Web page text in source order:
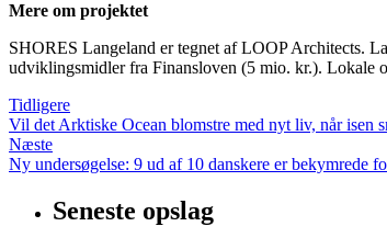
Mere om projektet
SHORES Langeland er tegnet af LOOP Architects.
udviklingsmidler fra Finansloven (5 mio. kr.). Lokale
Tidligere
Vil det Arktiske Ocean blomstre med nyt liv, når isen
Næste
Ny undersøgelse: 9 ud af 10 danskere er bekymrede
Seneste opslag